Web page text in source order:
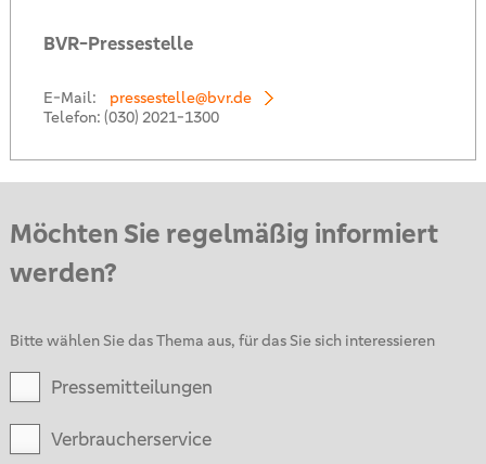
BVR-Pressestelle
E-Mail:
pressestelle@bvr.de
Telefon: (030) 2021-1300
Möchten Sie regelmäßig informiert
werden?
Bitte wählen Sie das Thema aus, für das Sie sich interessieren
Pressemitteilungen
Verbraucherservice